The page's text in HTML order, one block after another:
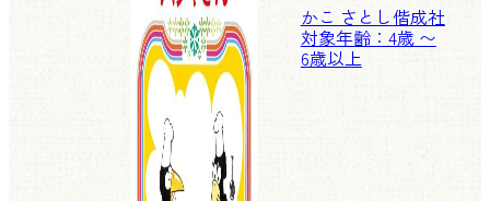
かこ さとし偕成社
対象年齢：4歳 〜
6歳以上